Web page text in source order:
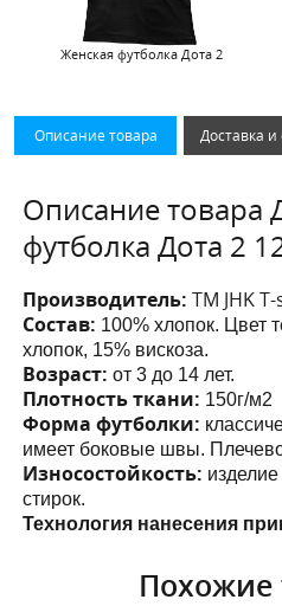
Женская футболка Дота 2
Описание товара Доставка и
Описание товара
футболка Дота 2
Производитель:ТМ JHK
Состав: 100% хлопок. Цвет
хлопок, 15% вискоза.
Возраст: от 3 до 14 лет.
Плотность ткани: 150г/м2
Форма футболки:
имеет боковые швы.
Износостойкость:
стирок.
Технология нанесения
Похожие